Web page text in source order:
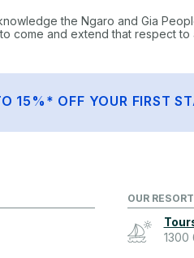
the Ngaro and Gia
come and extend that respect
15%* OFF YOUR FIRST
OUR RESORT
1300